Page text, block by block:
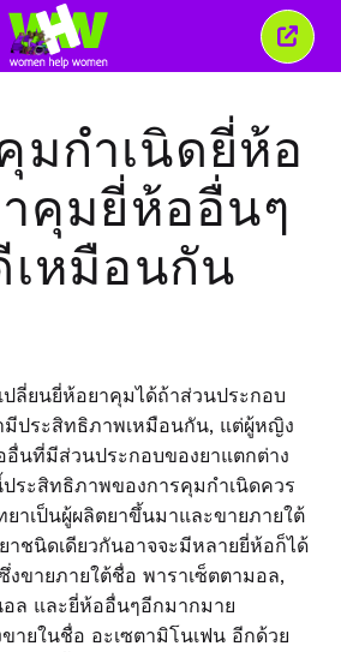
ปิด
หน้าต่
มกำเนิดยี่ห้อ
คุมยี่ห้ออื่นๆ
เหมือนกัน
ลี่ยนยี่ห้อยาคุมได้ถ้าส่วนประกอบ
มีประสิทธิภาพเหมือนกัน, แต่ผู้หญิง
อื่นที่มีส่วนประกอบของยาแตกต่าง
ระสิทธิภาพของการคุมกำเนิดควร
าเป็นผู้ผลิตยาขึ้นมาและขายภายใต้
าชนิดเดียวกันอาจจะมีหลายยี่ห้อก็ได้
งขายภายใต้ชื่อ พาราเซ็ตตามอล,
อล และยี่ห้ออื่นๆอีกมากมาย
ายในชื่อ อะเซตามิโนเฟน อีกด้วย